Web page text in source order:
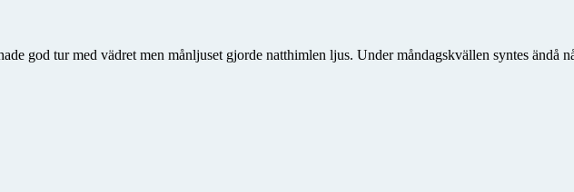
god tur med vädret men månljuset gjorde natthimlen ljus. Under måndagskvällen syntes ändå